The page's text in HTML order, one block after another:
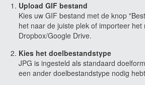
Upload GIF bestand
Kies uw GIF bestand met de knop
het naar de juiste plek of importeer
Dropbox/Google Drive.
Kies het doelbestandstype
JPG is ingesteld als standaard
een ander doelbestandstype nodig